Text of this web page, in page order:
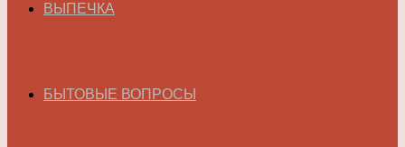
ВЫПЕЧКА
БЫТОВЫЕ ВОПРОСЫ